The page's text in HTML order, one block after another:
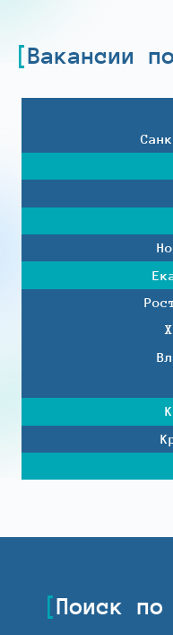
Вакансии
Поиск по